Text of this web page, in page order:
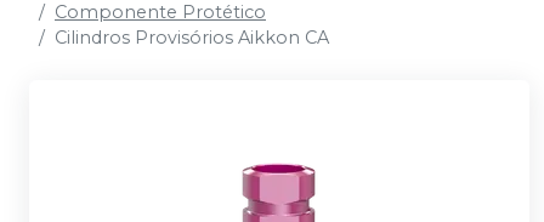
Componente Protético
Cilindros Provisórios Aikkon CA